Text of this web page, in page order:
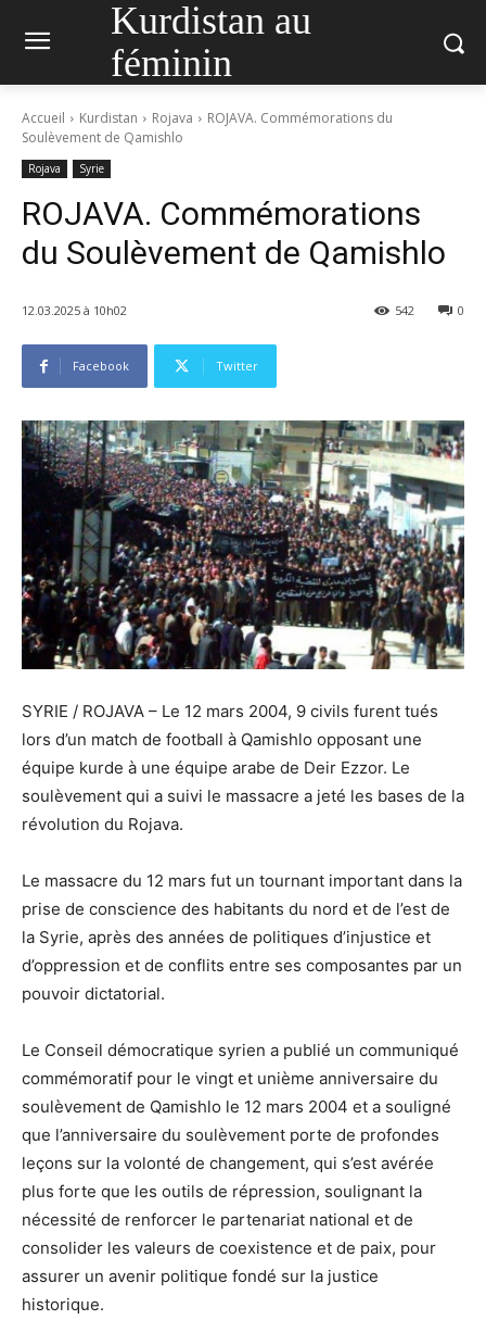
Kurdistan au
féminin
Accueil Kurdistan Rojava
ROJAVA. Commémorations du
Soulèvement de Qamishlo
Rojava Syrie
ROJAVA. Commémorations
du Soulèvement de Qamishlo
12.03.2025 à 10h02 0
542
Facebook Twitter
SYRIE / ROJAVA – Le 12 mars 2004, 9 civils furent tués
lors d’un match de football à Qamishlo opposant une
équipe kurde à une équipe arabe de Deir Ezzor. Le
soulèvement qui a suivi le massacre a jeté les bases de la
révolution du Rojava.
Le massacre du 12 mars fut un tournant important dans la
prise de conscience des habitants du nord et de l’est de
la Syrie, après des années de politiques d’injustice et
d’oppression et de conflits entre ses composantes par un
pouvoir dictatorial.
Le Conseil démocratique syrien a publié un communiqué
commémoratif pour le vingt et unième anniversaire du
soulèvement de Qamishlo le 12 mars 2004 et a souligné
que l’anniversaire du soulèvement porte de profondes
leçons sur la volonté de changement, qui s’est avérée
plus forte que les outils de répression, soulignant la
nécessité de renforcer le partenariat national et de
consolider les valeurs de coexistence et de paix, pour
assurer un avenir politique fondé sur la justice
historique.